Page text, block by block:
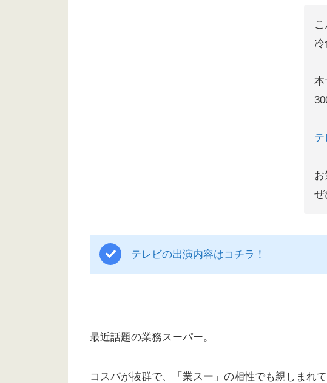
こ
冷
本
お
ぜ
テレビの出演内容はコチラ！
最近話題の業務スーパー。
コスパが抜群で、「業スー」の相性でも親しまれ